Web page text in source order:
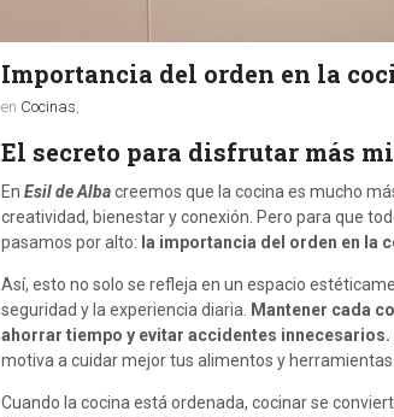
Importancia del orden en la
en Cocinas,
El secreto para disfrutar más
En Esil de Albacreemos que la cocina es mucho
creatividad, bienestar y conexión. Pero para que
pasamos por alto: la importancia del orden en la
Así, esto no solo se refleja en un espacio
seguridad y la experiencia diaria.
Mantener cada
ahorrar tiempo y evitar accidentes innecesarios.
motiva a cuidar mejor tus alimentos y herramientas.
Cuando la cocina está ordenada, cocinar se